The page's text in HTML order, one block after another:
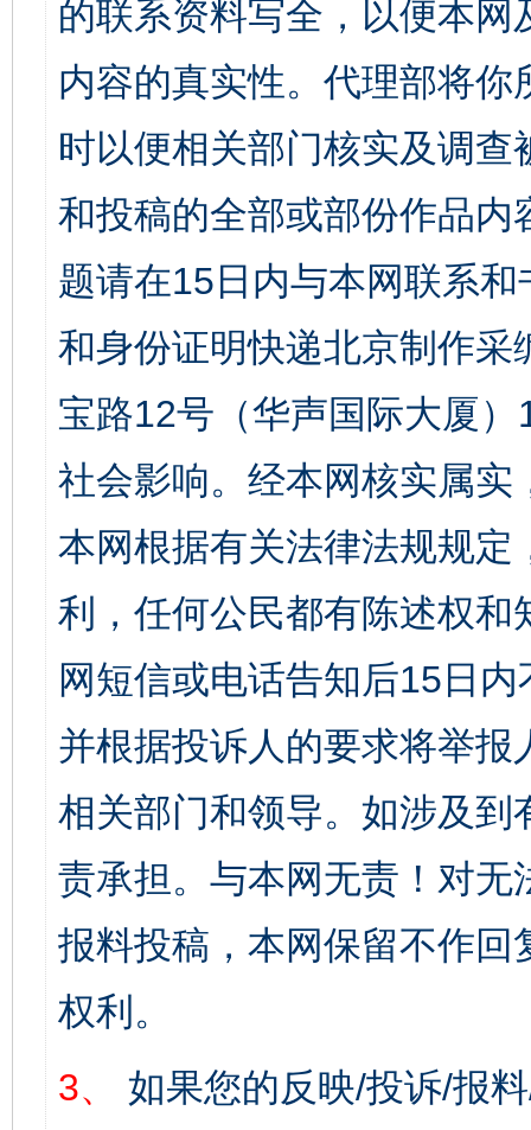
的联系资料写全，以便本
内容的真实性。代理部将
时以便相关部门核实及调
和投稿的全部或部份作品
题请在15日内与本网联系
和身份证明快递北京制作
宝路12号（华声国际大厦
社会影响。经本网核实属
本网根据有关法律法规规
利，任何公民都有陈述权
网短信或电话告知后15日
并根据投诉人的要求将举
相关部门和领导。如涉及
责承担。与本网无责！对
报料投稿，本网保留不作
权利。
3、
如果您的反映/投诉/报